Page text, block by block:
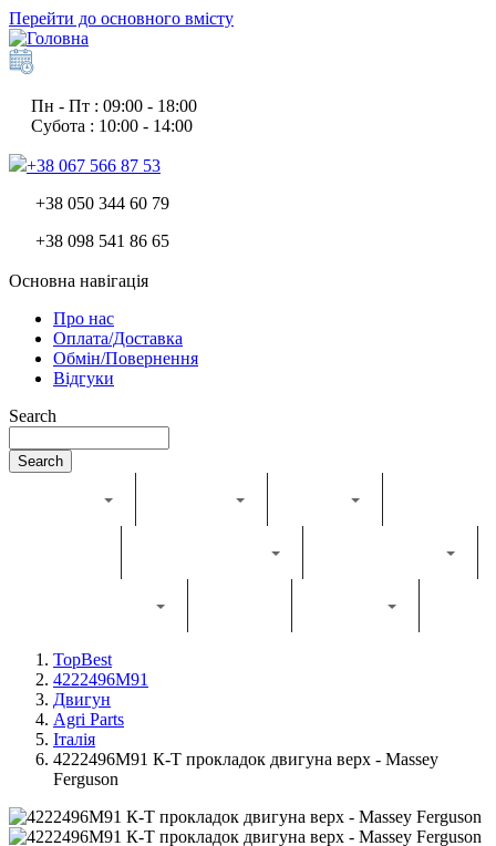
Перейти до основного вмісту
Пн - Пт : 09:00 - 18:00
Субота : 10:00 - 14:00
+38 067 566 87 53
+38 050 344 60 79
+38 098 541 86 65
Основна навігація
Про нас
Оплата/Доставка
Обмін/Повернення
Відгуки
Search
Search
TopBest
4222496M91
Двигун
Agri Parts
Італія
4222496M91 К-Т прокладок двигуна верх - Massey
Ferguson